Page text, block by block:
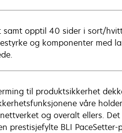
opptil 40 sider i sort/
og komponenter med
til produktsikkerhet
våre
og overalt ellers.
prestisjefylte BLI